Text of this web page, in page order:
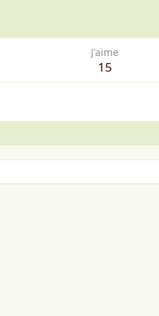
J'aime
15